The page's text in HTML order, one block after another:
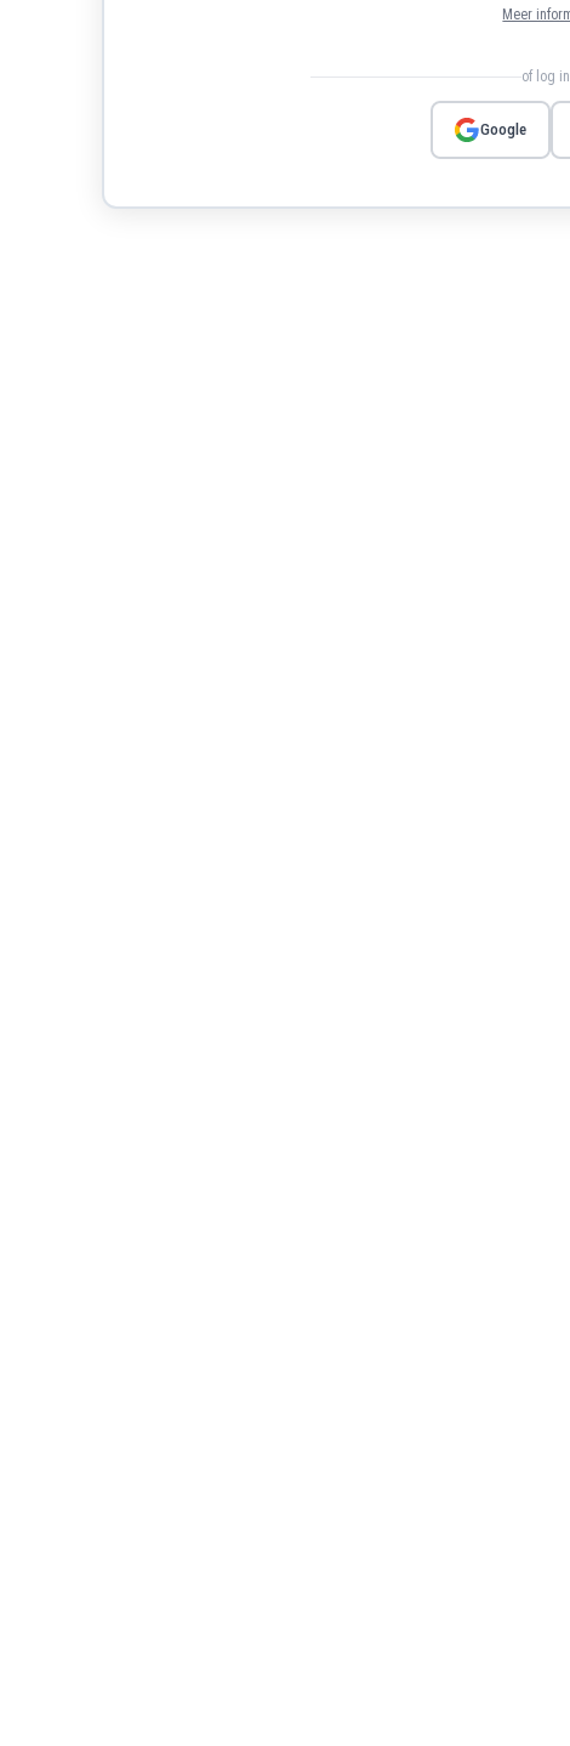
Meer
of log
Google